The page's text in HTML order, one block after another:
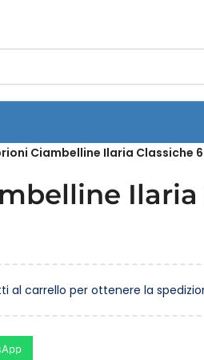
Ciambelline Ilaria Classiche
Ilaria
al carrello per ottenere la